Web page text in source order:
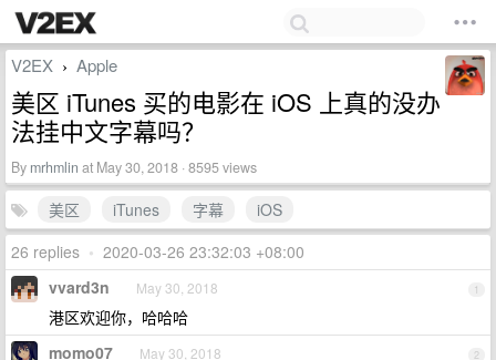
V2EX › Apple
美区 iTunes 买的电影在 iOS 上真的没办
法挂中文字幕吗？
By mrhmlin at May 30, 2018 · 8595 views
美区 iTunes 字幕
iOS
26 replies • 2020-03-26 23:32:03 +08:00
1
vvard3n May 30, 2018
港区欢迎你，哈哈哈
2
momo07 May 30, 2018